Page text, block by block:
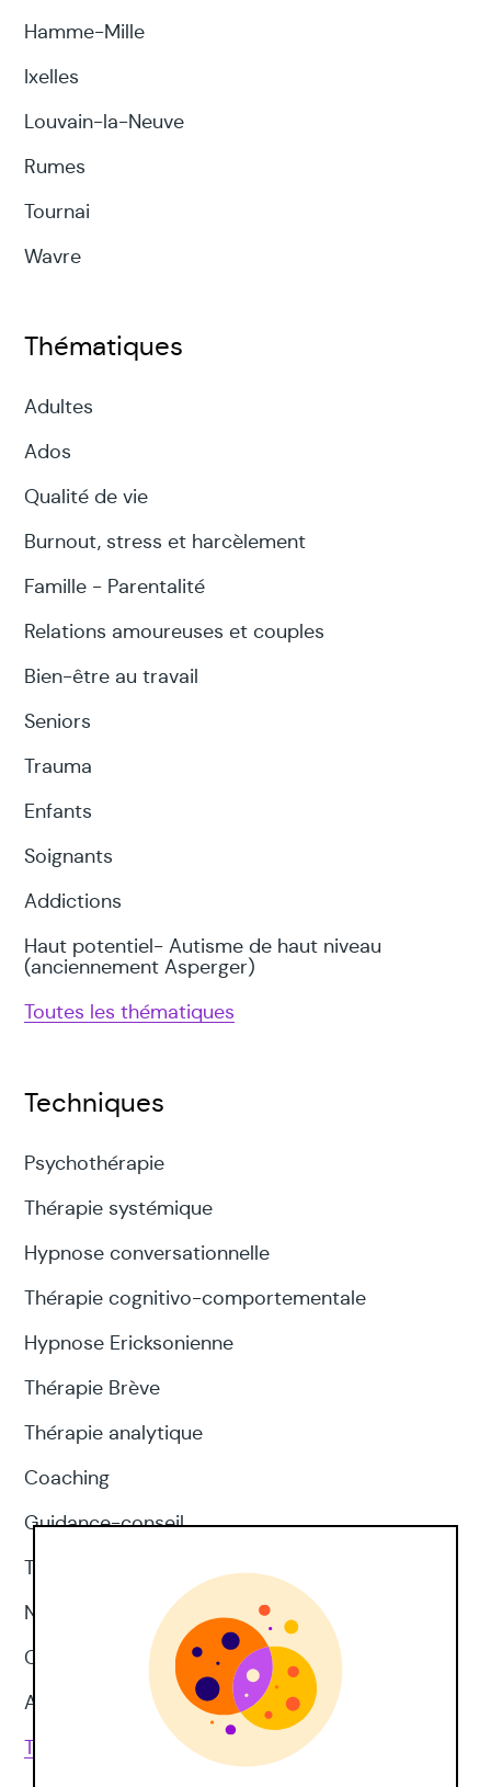
Hamme-Mille
Ixelles
Louvain-la-Neuve
Rumes
Tournai
Wavre
Thématiques
Adultes
Ados
Qualité de vie
Burnout, stress et harcèlement
Famille - Parentalité
Relations amoureuses et couples
Bien-être au travail
Seniors
Trauma
Enfants
Soignants
Addictions
Haut potentiel- Autisme de haut niveau
(anciennement Asperger)
Toutes les thématiques
Techniques
Psychothérapie
Thérapie systémique
Hypnose conversationnelle
Thérapie cognitivo-comportementale
Hypnose Ericksonienne
Thérapie Brève
Thérapie analytique
Coaching
Guidance-conseil
Thérapie d'acceptation et d'engagement
Neuropsychologie
CNV
Approches corporelles
Toutes les techniques